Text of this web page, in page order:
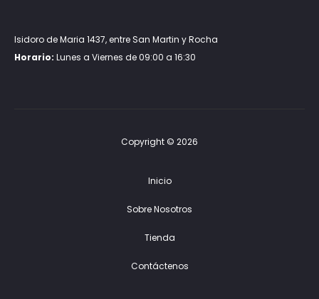
Isidoro de Maria 1437, entre San Martin y Rocha
Horario: Lunes a Viernes de 09:00 a 16:30
Copyright © 2026
Inicio
Sobre Nosotros
Tienda
Contáctenos